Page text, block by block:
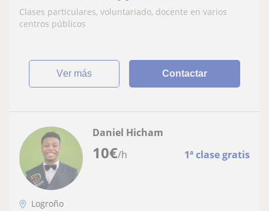
Clases particulares, voluntariado, docente en varios
centros públicos
ver más Contactar
10€/h 1ª clase gratis
Daniel Hicham
Logroño